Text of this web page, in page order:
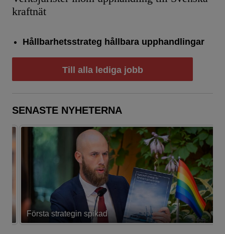
kraftnät
Hållbarhetsstrateg hållbara upphandlingar
Till alla lediga jobb
SENASTE NYHETERNA
Första strategin spikad